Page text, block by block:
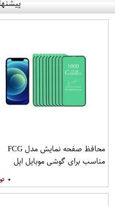
محافظ صفحه نمایش مدل FCG
مناسب برای گوشی موبایل اپل
۰